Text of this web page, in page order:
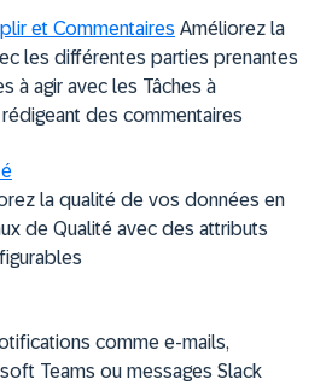
et Commentaires Améliorez la
les différentes parties prenantes
à agir avec les Tâches à
des commentaires
la qualité de vos données en
de Qualité avec des attributs
comme e-mails,
Teams ou messages Slack